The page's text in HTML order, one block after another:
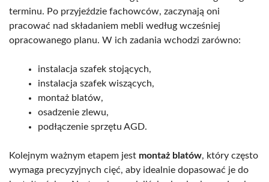
terminu. Po przyjeździe fachowców, zaczynają oni
pracować nad składaniem mebli według wcześniej
opracowanego planu. W ich zadania wchodzi zarówno:
instalacja szafek stojących,
instalacja szafek wiszących,
montaż blatów,
osadzenie zlewu,
podłączenie sprzętu AGD.
Kolejnym ważnym etapem jest montaż blatów, który często
wymaga precyzyjnych cięć, aby idealnie dopasować je do